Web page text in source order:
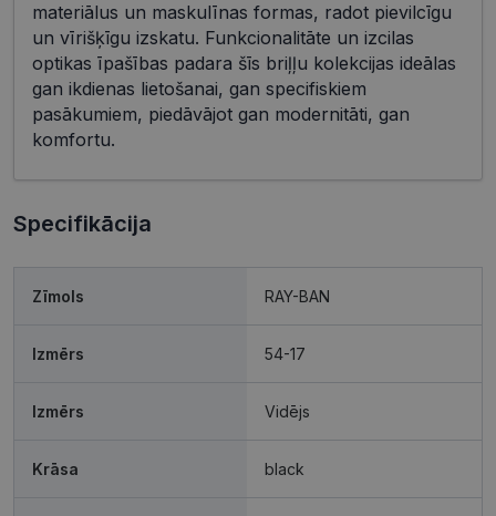
materiālus un maskulīnas formas, radot pievilcīgu
un vīrišķīgu izskatu. Funkcionalitāte un izcilas
optikas īpašības padara šīs briļļu kolekcijas ideālas
gan ikdienas lietošanai, gan specifiskiem
pasākumiem, piedāvājot gan modernitāti, gan
komfortu.
Specifikācija
Zīmols RAY-BAN
Izmērs 54-17
Izmērs Vidējs
Krāsa black